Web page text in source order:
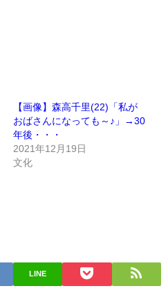
【画像】森高千里(22)「私が
おばさんになっても～♪」→30
年後・・・
2021年12月19日
文化
LINE